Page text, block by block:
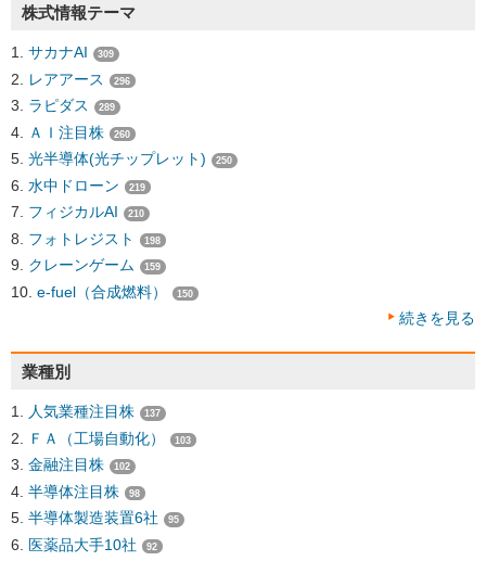
株式情報テーマ
サカナAI 309
レアアース 296
ラピダス 289
ＡＩ注目株 260
光半導体(光チップレット) 250
水中ドローン 219
フィジカルAI 210
フォトレジスト 198
クレーンゲーム 159
e-fuel（合成燃料） 150
続きを見る
業種別
人気業種注目株 137
ＦＡ（工場自動化） 103
金融注目株 102
半導体注目株 98
半導体製造装置6社 95
医薬品大手10社 92